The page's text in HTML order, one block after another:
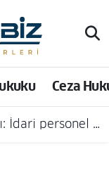
Ceza
açığa alındı